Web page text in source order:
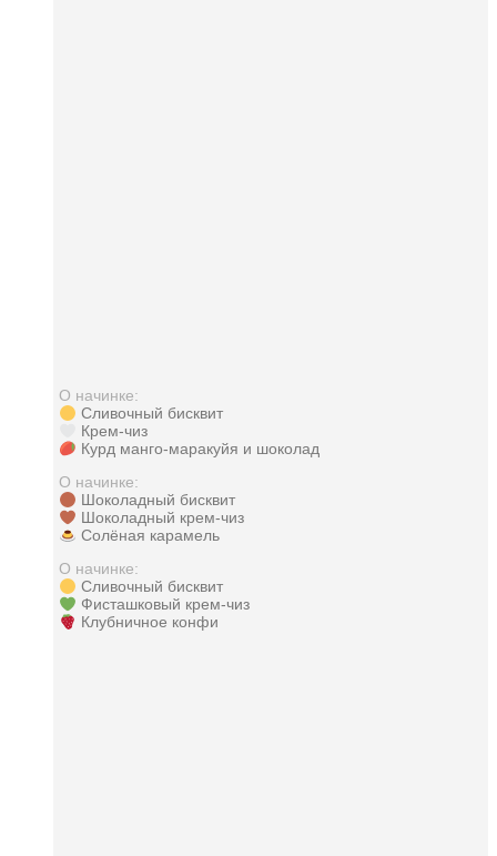
О начинке:
Сливочный бисквит
Крем-чиз
Курд манго-маракуйя и шоколад
О начинке:
Шоколадный бисквит
Шоколадный крем-чиз
Солёная карамель
О начинке:
Сливочный бисквит
Фисташковый крем-чиз
Клубничное конфи